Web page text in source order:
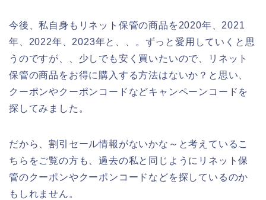
今後、私自身もリネット保管の商品を2020年、2021
年、2022年、2023年と、、。ずっと愛用していくと思
うのですが、、少しでも安く買いたいので、リネット
保管の商品をお得に購入する方法はないか？と思い、
クーポンやクーポンコードなどキャンペーンコードを
探してみました。
だから、割引セール情報がないかな～と考えているこ
ちらをご覧の方も、過去の私と同じようにリネット保
管のクーポンやクーポンコードなどを探しているのか
もしれません。